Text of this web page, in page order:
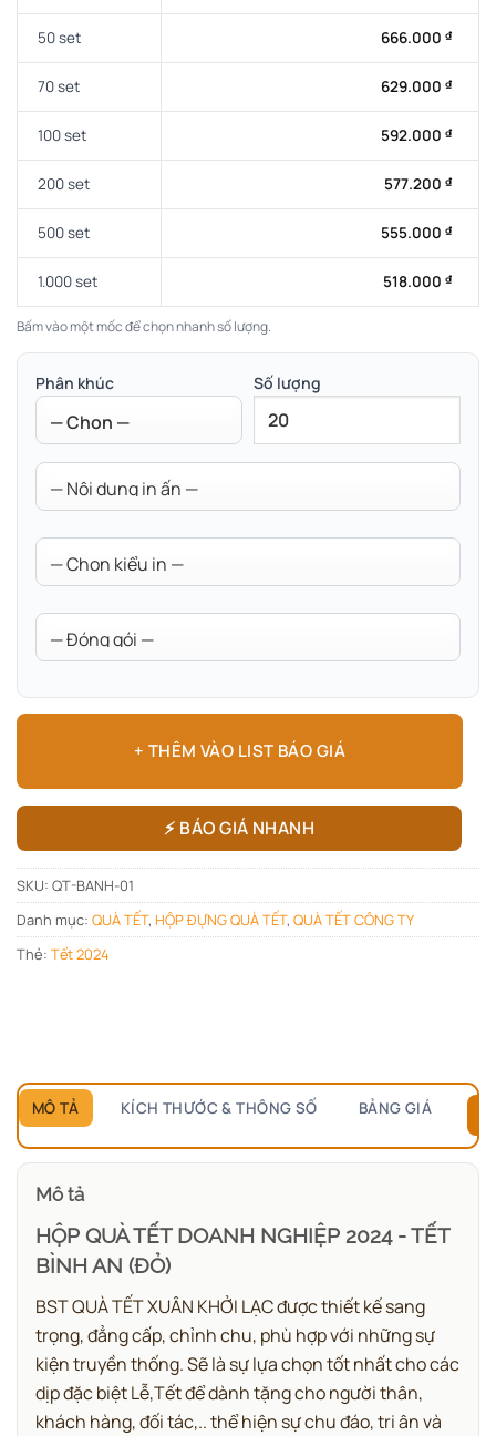
50 set 666.000 ₫
70 set 629.000 ₫
100 set 592.000 ₫
200 set 577.200 ₫
500 set 555.000 ₫
1.000 set 518.000 ₫
Bấm vào một mốc để chọn nhanh số lượng.
Phân khúc Số lượng
+ THÊM VÀO LIST BÁO GIÁ
⚡ BÁO GIÁ NHANH
SKU: QT-BANH-01
Danh mục: QUÀ TẾT, HỘP ĐỰNG QUÀ TẾT, QUÀ TẾT CÔNG TY
Thẻ: Tết 2024
MÔ TẢ KÍCH THƯỚC & THÔNG SỐ BẢNG GIÁ
Mô tả
HỘP QUÀ TẾT DOANH NGHIỆP 2024 - TẾT
BÌNH AN (ĐỎ)
BST QUÀ TẾT XUÂN KHỞI LẠC được thiết kế sang
trọng, đẳng cấp, chỉnh chu, phù hợp với những sự
kiện truyền thống. Sẽ là sự lựa chọn tốt nhất cho các
dịp đặc biệt Lễ,Tết để dành tặng cho người thân,
khách hàng, đối tác,.. thể hiện sự chu đáo, tri ân và